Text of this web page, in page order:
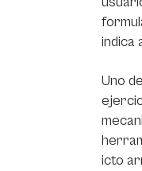
indica
Uno
icto